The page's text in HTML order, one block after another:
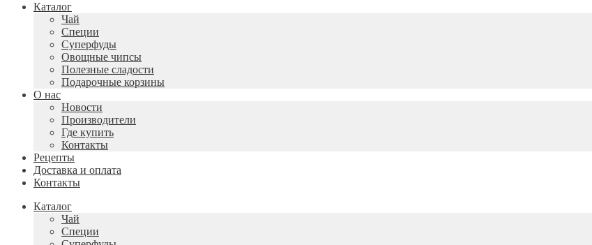
Каталог
Чай
Специи
Cуперфуды
Овощные чипсы
Полезные сладости
Подарочные корзины
О нас
Новости
Производители
Где купить
Контакты
Рецепты
Доставка и оплата
Контакты
Каталог
Чай
Специи